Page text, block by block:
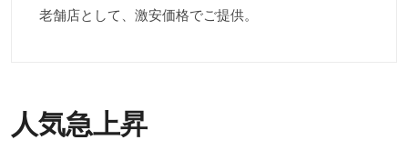
老舗店として、激安価格でご提供。
人気急上昇